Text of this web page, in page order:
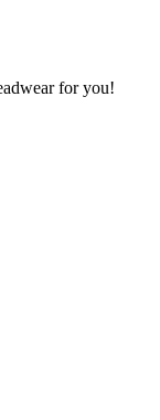
for you!